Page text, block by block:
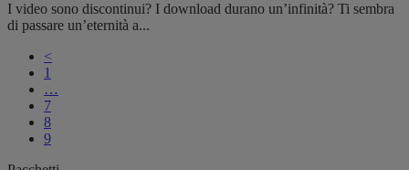
I video sono discontinui? I download durano un’infinità? Ti sembra
di passare un’eternità a...
<
1
…
7
8
9